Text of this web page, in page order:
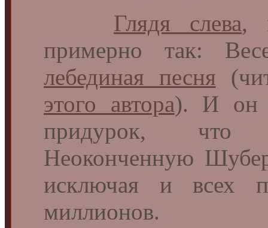
Глядя слева,
примерно так:
лебединая песня
этого автора). И он
придурок, что
Неоконченную
исключая и всех
миллионов.